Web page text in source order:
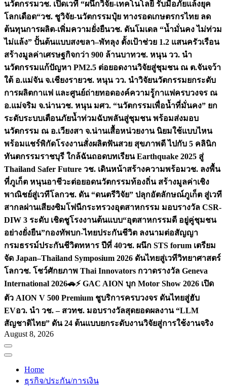
นวัตกรรมวช. เปิดเวที “ผนึกวิจัย-เทคโนโลยี รับมือภัยแล้งยุค
โลกเดือด“วช. ชูวิจัย-นวัตกรรมปุ๋ย ทางรอดเกษตรกรไทย ลด
ต้นทุนการผลิต-เพิ่มความยั่งยืนวช. ดันโมเดล “น้ำมั่นคง ไม่ท่วม
ไม่แล้ง” ปั้นต้นแบบสงขลา–พัทลุง ตั้งเป้าช่วย 1.2 แสนครัวเรือน
สร้างมูลค่าเศรษฐกิจกว่า 900 ล้านบาทวช. หนุน วว. นำ
นวัตกรรมแก้ปัญหา PM2.5 ต่อยอดงานวิจัยสู่ชุมชน ณ ต.จันจว้า
ใต้ อ.แม่จัน จ.เชียงรายวช. หนุน วว. นำวิจัยนวัตกรรมยกระดับ
การผลิตกาแฟ และศูนย์ถ่ายทอดองค์ความรู้กาแฟครบวงจร ณ
อ.แม่จริม จ.น่านวช. หนุน มศว. “นวัตกรรมเพื่อน้ำที่มั่นคง” ยก
ระดับระบบเตือนภัยน้ำท่วมฉับพลันสู่ชุมชน พร้อมส่งมอบ
นวัตกรรม ณ อ.เวียงสา จ.น่านเสื้อหน่วยงาน นิยมใช้แบบไหน
พร้อมแชร์พิกัดโรงงานสั่งผลิตฟันสวย สุขภาพดี ไปกับ 5 คลินิก
ทันตกรรมราชบุรี ใกล้ฉันถอดบทเรียน Earthquake 2025 สู่
Thailand Safer Future วช. เดินหน้าสร้างความพร้อมวช. ลงพื้น
ที่ภูเก็ต หนุนอาชีวะต่อยอดนวัตกรรมท้องถิ่น สร้างมูลค่าเชิง
พาณิชย์สู่เวทีโลกวช. ดัน “ดนตรีวิจัย” ปลุกอัตลักษณ์ภูเก็ต สู่เวที
สากลผ่านเสียงซิมโฟนีกระทรวงอุตสาหกรรม มอบรางวัล CSR-
DIW 3 ระดับ เชิดชูโรงงานต้นแบบ“อุตสาหกรรมดี อยู่คู่ชุมชน
อย่างยั่งยืน”กองทัพบก-ไทยประกันชีวิต ลงนามต่อสัญญา
กรมธรรม์ประกันชีวิตทหาร ปีที่ 40วช. ผนึก STS forum เตรียม
จัด Japan–Thailand Symposium 2026 ดันไทยสู่เวทีวิทยาศาสตร์
โลกวช. โชว์ศักยภาพ Thai Innovators กวาดรางวัล Geneva
International 2026🚗⚡️ GAC AION บุก Motor Show 2026 เปิด
ตัว AION V 500 Premium ชูบริการครบวงจร ดันไทยสู่ฮับ
EVอว. นำ วช. – สวทช. มอบรางวัลสุดยอดผลงาน “LLM
สัญชาติไทย” ดัน 24 ต้นแบบยกระดับงานวิจัยสู่การใช้งานจริง
August 8, 2026
Home
ธุรกิจ/ประกัน/การเงิน